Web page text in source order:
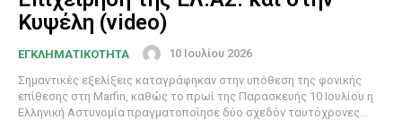
Κυψέλη (video)
ΕΓΚΛΗΜΑΤΙΚΟΤΗΤΑ
10 Ιουλίου 2026
Σημαντικές εξελίξεις καταγράφηκαν στην υπόθεση της φονικής
επίθεσης στη Marfin, καθώς το πρωί της Παρασκευής 10 Ιουλίου η
Ελληνική Αστυνομία πραγματοποίησε δύο σχεδόν ταυτόχρονες...